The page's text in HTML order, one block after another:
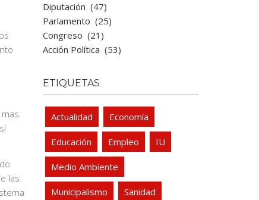
las
Diputación (47)
Parlamento (25)
Congreso (21)
Acción Política (53)
ETIQUETAS
Actualidad Economía
Educación Empleo IU
Medio Ambiente
Municipalismo Sanidad